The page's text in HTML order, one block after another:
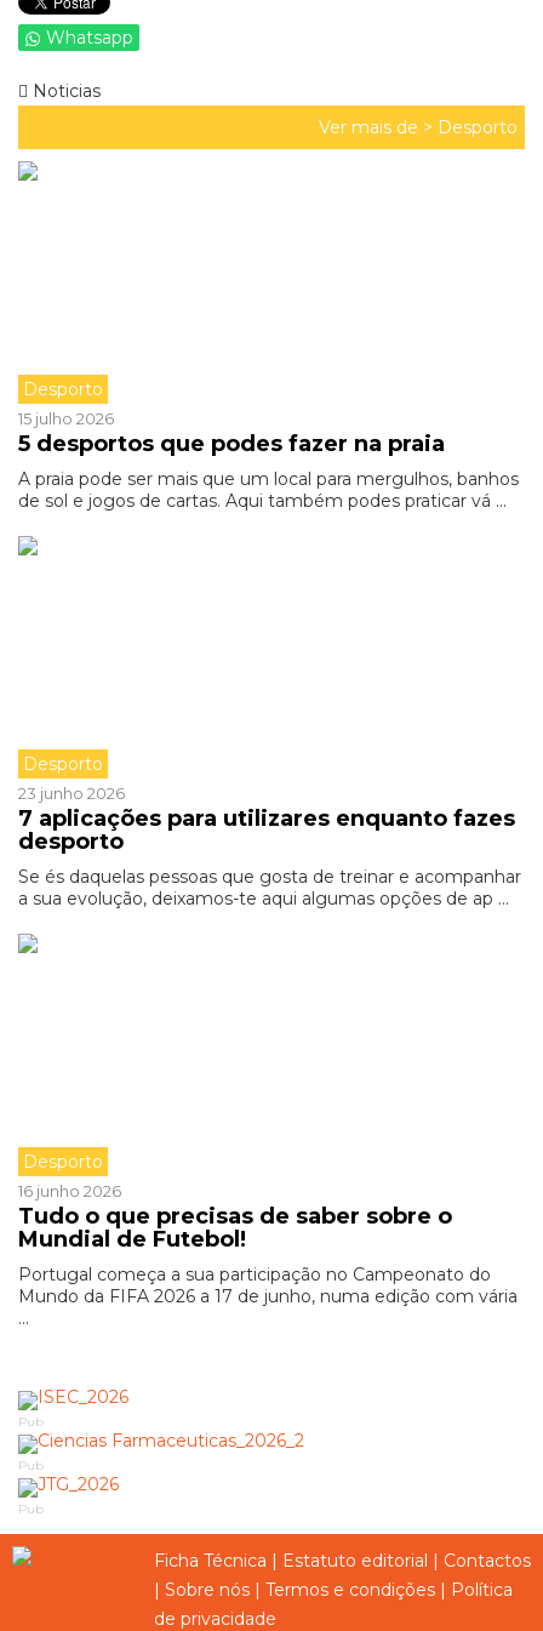
Whatsapp
Noticias
Ver mais de > Desporto
Desporto
15 julho 2026
5 desportos que podes fazer na praia
A praia pode ser mais que um local para mergulhos, banhos
de sol e jogos de cartas. Aqui também podes praticar vá ...
Desporto
23 junho 2026
7 aplicações para utilizares enquanto fazes
desporto
Se és daquelas pessoas que gosta de treinar e acompanhar
a sua evolução, deixamos-te aqui algumas opções de ap ...
Desporto
16 junho 2026
Tudo o que precisas de saber sobre o
Mundial de Futebol!
Portugal começa a sua participação no Campeonato do
Mundo da FIFA 2026 a 17 de junho, numa edição com vária
...
Pub
Pub
Pub
Ficha Técnica | Estatuto editorial | Contactos
| Sobre nós | Termos e condições | Política
de privacidade